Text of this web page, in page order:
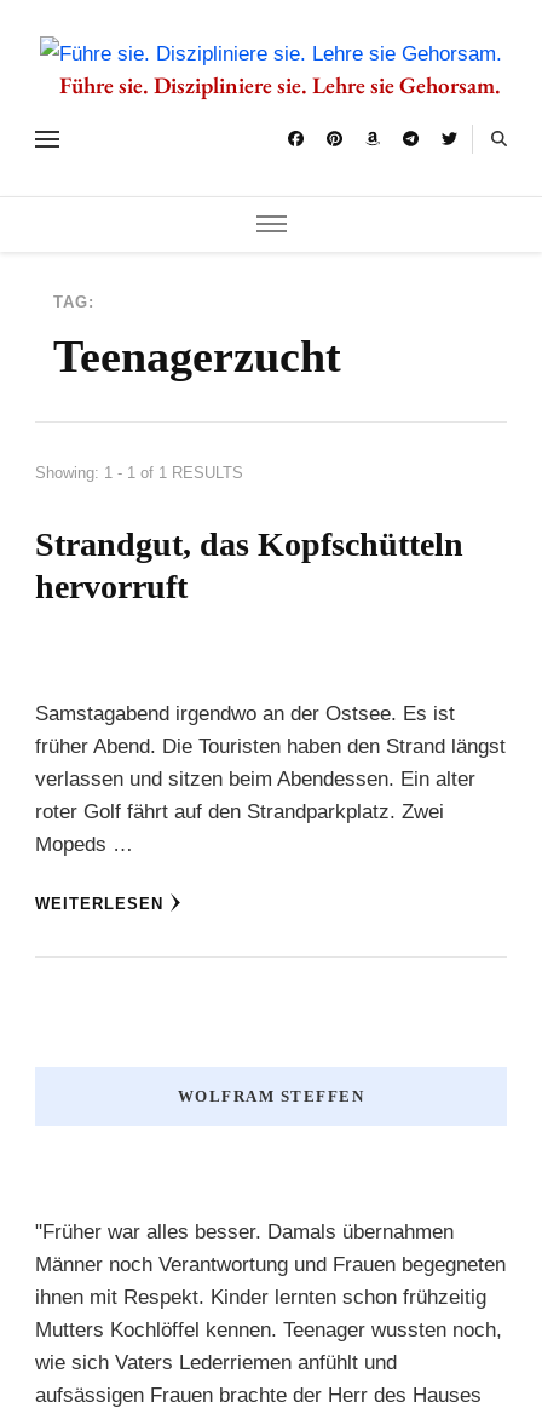
Führe sie. Diszipliniere sie. Lehre sie Gehorsam.
TAG:
Teenagerzucht
Showing: 1 - 1 of 1 RESULTS
Strandgut, das Kopfschütteln
hervorruft
Samstagabend irgendwo an der Ostsee. Es ist
früher Abend. Die Touristen haben den Strand längst
verlassen und sitzen beim Abendessen. Ein alter
roter Golf fährt auf den Strandparkplatz. Zwei
Mopeds …
WEITERLESEN
WOLFRAM STEFFEN
"Früher war alles besser. Damals übernahmen
Männer noch Verantwortung und Frauen begegneten
ihnen mit Respekt. Kinder lernten schon frühzeitig
Mutters Kochlöffel kennen. Teenager wussten noch,
wie sich Vaters Lederriemen anfühlt und
aufsässigen Frauen brachte der Herr des Hauses